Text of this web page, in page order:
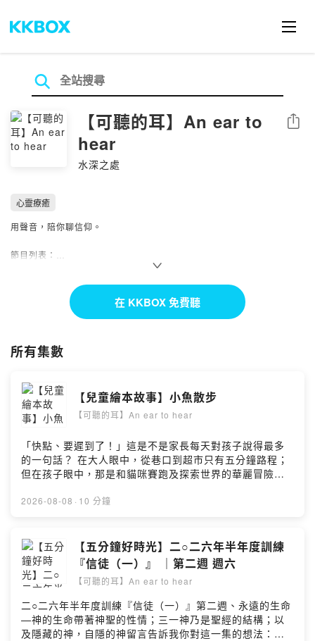
【可聽的耳】An ear to
hear
水深之處
分享
心靈療癒
用聲音，陪你聊信仰。
節目列表：
每週一至週五 白弟兄帶你認識基督《免費買酒奶》
每週二至週四 陶弟兄的飛行日誌《欸！我在哪裡？》
每週三 小瑀和語箴陪你一起《打開天窗》
每週六 小魚媽媽的《兒童繪本時間》
每週日 和李弟兄一同過《正常的基督徒生活》
臉書：https://reurl.cc/yervVy
Instagram：
在 KKBOX 免費聽
所有集數
【兒童繪本故事】小魚散步
【可聽的耳】An ear to hear
「快點、要遲到了！」這是不是家長每天對孩子說得最多
的一句話？ 在大人眼中，從巷口到超市只有五分鐘路程；
但在孩子眼中，那是和貓咪賽跑及探索世界的華麗冒險。
給予孩子隨處都能玩起來的空間與時間？你的孩子曾在散
嗎？小魚媽媽的信箱是： kulumi71@tpech.org也歡迎大
家可以加入小魚媽媽的粉絲專頁，和我一起分享生活大小
事繪本內容屬於信誼基金，作者是陳致元加入會員，支持
節目： https://luke54.firstory.io/join留言告訴我你對這一
集的想法：
https://open.firstory.me/user/ckg8ru8t3iezl0875i4ivpb
d8/comments水深之處陪你『療』『聊』
2026-08-08 · 10 分鐘
【五分鐘好時光】二○二六年半年度訓練
『信徒（一）』 ｜第二週 週六
【可聽的耳】An ear to hear
二○二六年半年度訓練『信徒（一）』第二週、永遠的生命
—神的生命帶著神聖的性情；三一神乃是聖經的結構；以
及隱藏的神，自隱的神留言告訴我你對這一集的想法：